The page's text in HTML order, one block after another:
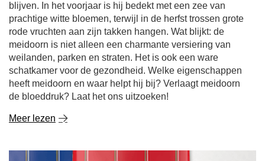
blijven. In het voorjaar is hij bedekt met een zee van
prachtige witte bloemen, terwijl in de herfst trossen grote
rode vruchten aan zijn takken hangen. Wat blijkt: de
meidoorn is niet alleen een charmante versiering van
weilanden, parken en straten. Het is ook een ware
schatkamer voor de gezondheid. Welke eigenschappen
heeft meidoorn en waar helpt hij bij? Verlaagt meidoorn
de bloeddruk? Laat het ons uitzoeken!
Meer lezen